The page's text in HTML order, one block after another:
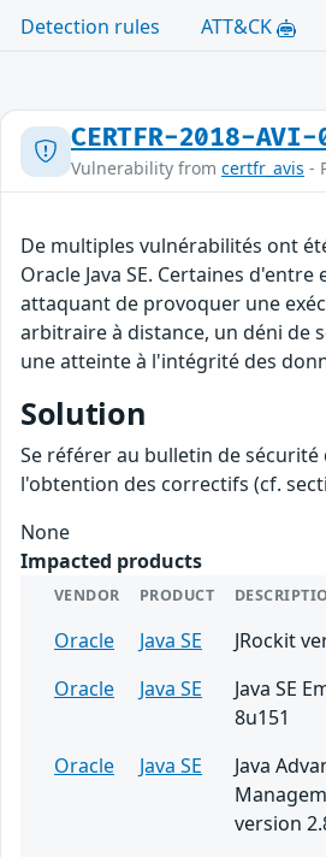
Detection rules
ATT&CK
CERTFR-2018-AVI-
Vulnerability from certfr_avis -
De multiples vulnérabilités ont
Oracle Java SE. Certaines
attaquant de provoquer une
arbitraire à distance, un déni de
une atteinte à l'intégrité des
Solution
Se référer au bulletin de
l'obtention des correctifs (cf.
None
Impacted products
VENDOR PRODUCT
Oracle Java SE
JRockit
Oracle
Java SE
Java SE
8u151
Oracle
Java SE
Java
version